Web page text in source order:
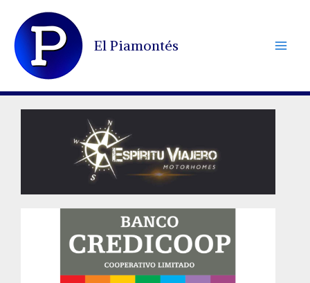
contenido
El Piamontés